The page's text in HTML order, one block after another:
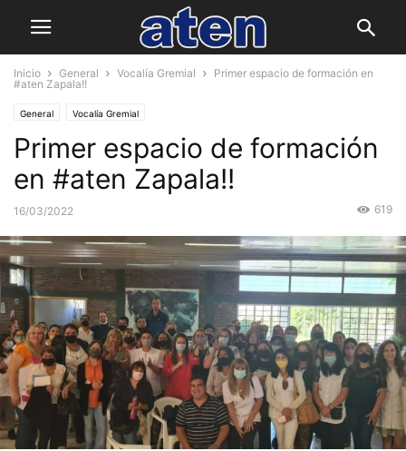
Inicio General Vocalía Gremial
Primer espacio de formación en
#aten Zapala!!
General Vocalía Gremial
Primer espacio de formación
en #aten Zapala!!
16/03/2022 619